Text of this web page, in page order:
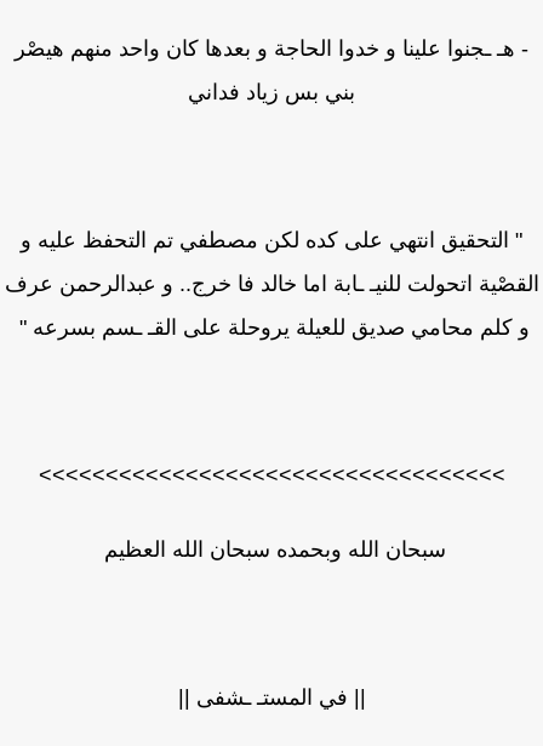
ـجنوا علينا و خدوا الحاجة و بعدها كان واحد منهم هيصْر
بني بس زياد فداني
" التحقيق انتهي على كده لكن مصطفي تم التحفظ عليه و
اتحولت للنيـ ـابة اما خالد فا خرج.. و عبدالرحمن عرف
كلم محامي صديق للعيلة يروحلة على القـ ـسم بسرعه "
>>>>>>>>>>>>>>>>>>>>>>>>>>>>>>>>>>>
سبحان الله وبحمده سبحان الله العظيم
|| في المستـ ـشفى ||